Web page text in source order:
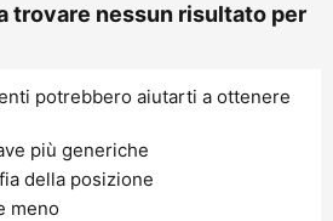
trovare nessun risultato per
potrebbero aiutarti a ottenere
più generiche
della posizione
meno